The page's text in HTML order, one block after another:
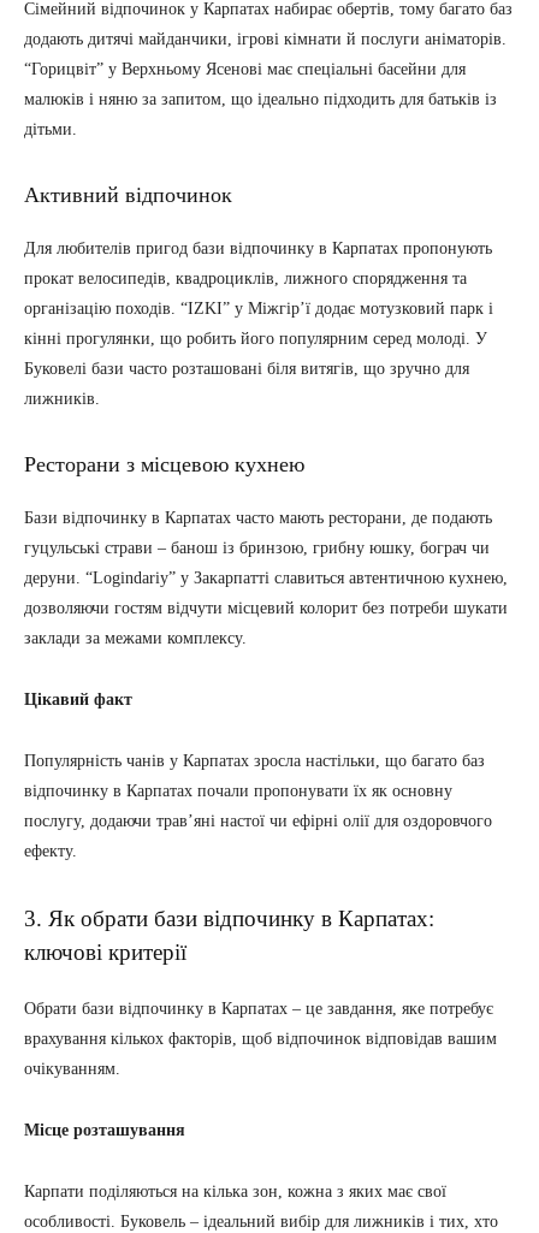
Сімейний відпочинок у Карпатах набирає обертів, тому багато баз
додають дитячі майданчики, ігрові кімнати й послуги аніматорів.
“Горицвіт” у Верхньому Ясенові має спеціальні басейни для
малюків і няню за запитом, що ідеально підходить для батьків із
дітьми.
Активний відпочинок
Для любителів пригод бази відпочинку в Карпатах пропонують
прокат велосипедів, квадроциклів, лижного спорядження та
організацію походів. “IZKI” у Міжгір’ї додає мотузковий парк і
кінні прогулянки, що робить його популярним серед молоді. У
Буковелі бази часто розташовані біля витягів, що зручно для
лижників.
Ресторани з місцевою кухнею
Бази відпочинку в Карпатах часто мають ресторани, де подають
гуцульські страви – банош із бринзою, грибну юшку, бограч чи
деруни. “Logindariy” у Закарпатті славиться автентичною кухнею,
дозволяючи гостям відчути місцевий колорит без потреби шукати
заклади за межами комплексу.
Цікавий факт
Популярність чанів у Карпатах зросла настільки, що багато баз
відпочинку в Карпатах почали пропонувати їх як основну
послугу, додаючи трав’яні настої чи ефірні олії для оздоровчого
ефекту.
3. Як обрати бази відпочинку в Карпатах:
ключові критерії
Обрати бази відпочинку в Карпатах – це завдання, яке потребує
врахування кількох факторів, щоб відпочинок відповідав вашим
очікуванням.
Місце розташування
Карпати поділяються на кілька зон, кожна з яких має свої
особливості. Буковель – ідеальний вибір для лижників і тих, хто